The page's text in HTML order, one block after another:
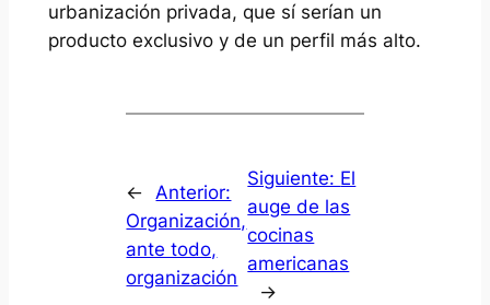
urbanización privada, que sí serían un
producto exclusivo y de un perfil más alto.
←
Anterior:
Organización,
ante todo,
organización
Siguiente: El
auge de las
cocinas
americanas
→